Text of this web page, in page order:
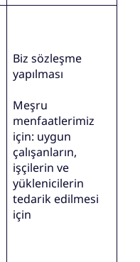
Biz sözleşme
yapılması
Meşru
menfaatlerimiz
için: uygun
çalışanların,
işçilerin ve
yüklenicilerin
tedarik edilmesi
için